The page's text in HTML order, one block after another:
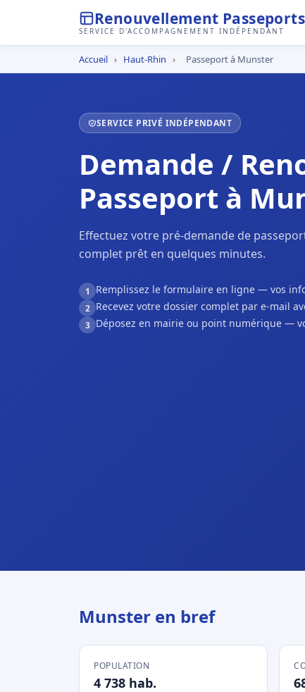
Renouvellement Passeports
SERVICE D'ACCOMPAGNEMENT INDÉPENDANT
Accueil › Haut-Rhin › Passeport à Munster
SERVICE PRIVÉ INDÉPENDANT
Demande /
Passeport à
Effectuez votre pré-demande de
complet prêt en quelques minutes.
1 Remplissez le formulaire en ligne — vos
2 Recevez votre dossier complet par e-mail
3 Déposez en mairie ou point numérique —
Munster en bref
POPULATION
4 738 hab.